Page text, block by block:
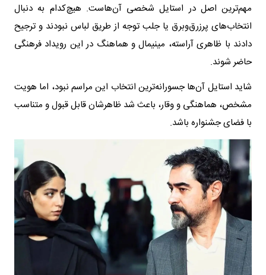
مهم‌ترین اصل در استایل شخصی آن‌هاست. هیچ‌کدام به دنبال
انتخاب‌های پرزرق‌وبرق یا جلب توجه از طریق لباس نبودند و ترجیح
دادند با ظاهری آراسته، مینیمال و هماهنگ در این رویداد فرهنگی
حاضر شوند.
شاید استایل آن‌ها جسورانه‌ترین انتخاب این مراسم نبود، اما هویت
مشخص، هماهنگی و وقار، باعث شد ظاهرشان قابل قبول و متناسب
با فضای جشنواره باشد.